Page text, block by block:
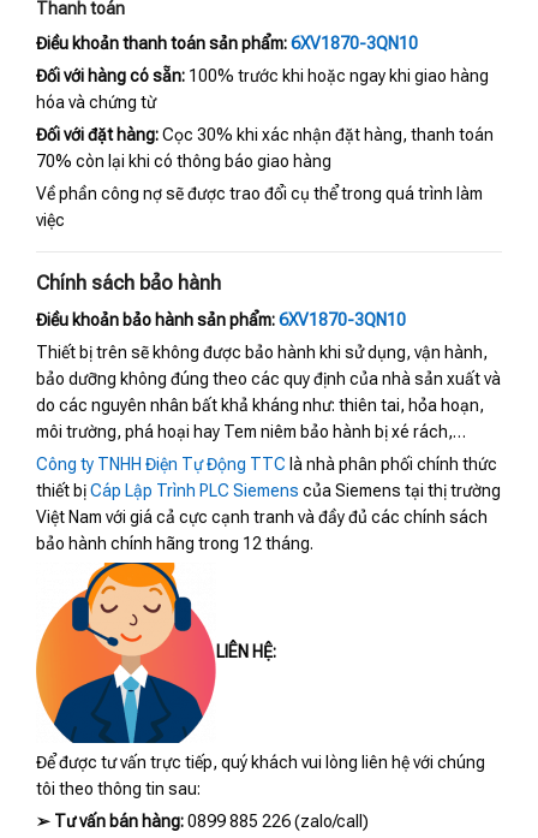
Thanh toán
Điều khoản thanh toán sản phẩm:6XV1870-3QN10
Đối với hàng có sẵn: 100% trước khi hoặc ngay khi giao hàng
hóa và chứng từ
Đối với đặt hàng:Cọc 30% khi xác nhận đặt hàng, thanh toán
70% còn lại khi có thông báo giao hàng
Về phần công nợ sẽ được trao đổi cụ thể trong quá trình làm
việc
Chính sách bảo hành
Điều khoản bảo hành sản phẩm:6XV1870-3QN10
Thiết bị trên sẽ không được bảo hành khi sử dụng, vận hành,
bảo dưỡng không đúng theo các quy định của nhà sản xuất và
do các nguyên nhân bất khả kháng như: thiên tai, hỏa hoạn,
môi trường, phá hoại hay Tem niêm bảo hành bị xé rách,…
Công ty TNHH Điện Tự Động TTC là nhà phân phối chính thức
thiết bịCáp Lập Trình PLC Siemens của Siemens tại thị trường
Việt Nam với giá cả cực cạnh tranh và đầy đủ các chính sách
bảo hành chính hãng trong 12 tháng.
LIÊN HỆ:
Để được tư vấn trực tiếp, quý khách vui lòng liên hệ với chúng
tôi theo thông tin sau:
➢ Tư vấn bán hàng:0899 885 226 (zalo/call)